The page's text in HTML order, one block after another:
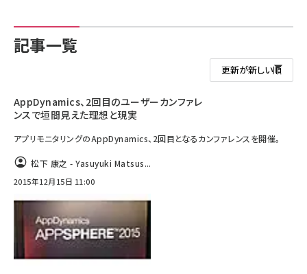
記事一覧
AppDynamics、2回目のユーザーカンファレ
ンスで垣間見えた理想と現実
アプリモニタリングのAppDynamics、2回目となるカンファレンスを開催。
松下 康之 - Yasuyuki Matsus...
2015年12月15日 11:00